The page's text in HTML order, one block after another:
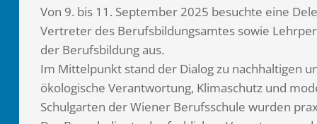
Von 9. bis 11. September 2025 besuchte eine
Vertreter des Berufsbildungsamtes sowie
der Berufsbildung aus.
Im Mittelpunkt stand der Dialog zu nachhaltigen
ökologische Verantwortung, Klimaschutz und
Schulgarten der Wiener Berufsschule wurden